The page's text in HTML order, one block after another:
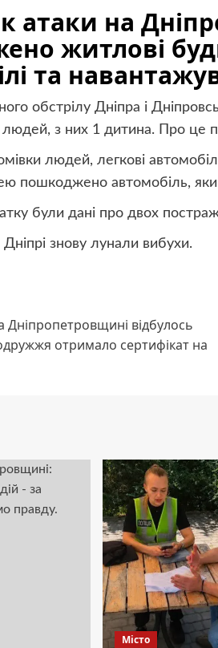
атаки на
житлові
та
обстрілу Дніпра і
з них 1 дитина. Про це
людей, легкові
пошкоджено автомобіль,
були дані про двох
Дніпрі знову лунали вибухи.
Дніпропетровщині відбулось
отримало сертифікат на
Місто